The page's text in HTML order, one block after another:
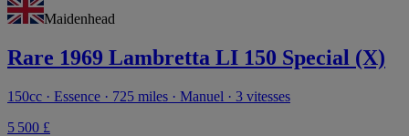
Maidenhead
Rare 1969 Lambretta LI 150 Special (X)
150cc · Essence · 725 miles · Manuel · 3 vitesses
5 500 £